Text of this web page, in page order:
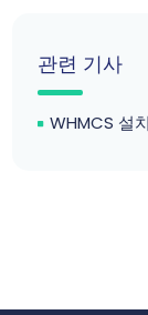
관련 기사
WHMCS 설